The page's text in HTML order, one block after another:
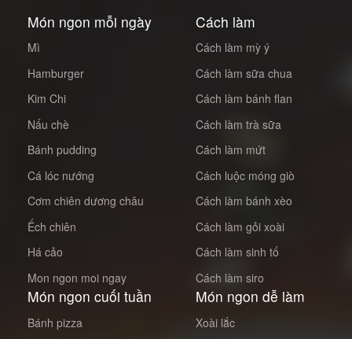
Món ngon mỗi ngày
Mì
Hamburger
Kim Chi
Nấu chè
Bánh pudding
Cá lóc nướng
Cơm chiên dương châu
Ếch chiên
Há cảo
Mon ngon moi ngay
Cách làm
Cách làm mỳ ý
Cách làm sữa chua
Cách làm bánh flan
Cách làm trà sữa
Cách làm mứt
Cách luộc móng giò
Cách làm bánh xèo
Cách làm gỏi xoài
Cách làm sinh tố
Cách làm siro
Món ngon cuối tuần
Bánh pizza
Món ngon dễ làm
Xoài lắc